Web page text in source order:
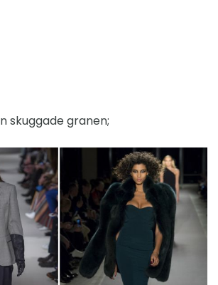
skuggade granen;